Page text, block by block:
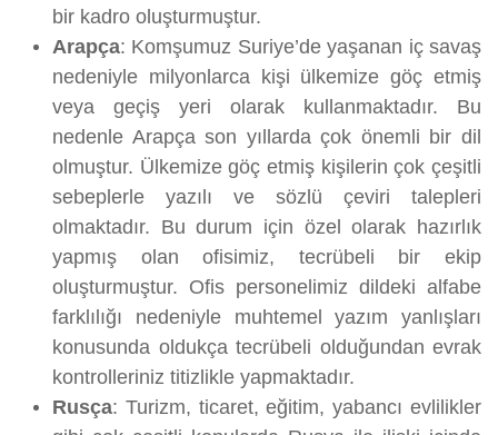
bir kadro oluşturmuştur.
Arapça: Komşumuz Suriye’de yaşanan iç savaş
nedeniyle milyonlarca kişi ülkemize göç etmiş
veya geçiş yeri olarak kullanmaktadır. Bu
nedenle Arapça son yıllarda çok önemli bir dil
olmuştur. Ülkemize göç etmiş kişilerin çok çeşitli
sebeplerle yazılı ve sözlü çeviri talepleri
olmaktadır. Bu durum için özel olarak hazırlık
yapmış olan ofisimiz, tecrübeli bir ekip
oluşturmuştur. Ofis personelimiz dildeki alfabe
farklılığı nedeniyle muhtemel yazım yanlışları
konusunda oldukça tecrübeli olduğundan evrak
kontrolleriniz titizlikle yapmaktadır.
Rusça: Turizm, ticaret, eğitim, yabancı evlilikler